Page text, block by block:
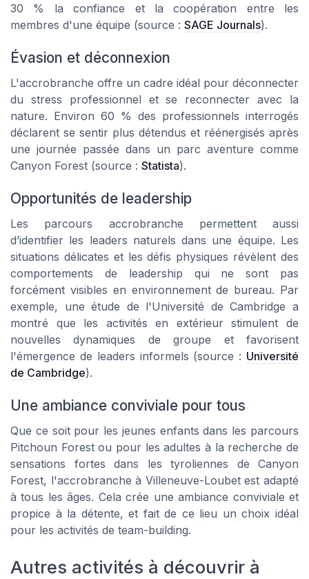
30 % la confiance et la coopération entre les
membres d'une équipe (source : SAGE Journals).
Évasion et déconnexion
L'accrobranche offre un cadre idéal pour déconnecter
du stress professionnel et se reconnecter avec la
nature. Environ 60 % des professionnels interrogés
déclarent se sentir plus détendus et réénergisés après
une journée passée dans un parc aventure comme
Canyon Forest (source : Statista).
Opportunités de leadership
Les parcours accrobranche permettent aussi
d’identifier les leaders naturels dans une équipe. Les
situations délicates et les défis physiques révèlent des
comportements de leadership qui ne sont pas
forcément visibles en environnement de bureau. Par
exemple, une étude de l'Université de Cambridge a
montré que les activités en extérieur stimulent de
nouvelles dynamiques de groupe et favorisent
l'émergence de leaders informels (source : Université
de Cambridge).
Une ambiance conviviale pour tous
Que ce soit pour les jeunes enfants dans les parcours
Pitchoun Forest ou pour les adultes à la recherche de
sensations fortes dans les tyroliennes de Canyon
Forest, l'accrobranche à Villeneuve-Loubet est adapté
à tous les âges. Cela crée une ambiance conviviale et
propice à la détente, et fait de ce lieu un choix idéal
pour les activités de team-building.
Autres activités à découvrir à